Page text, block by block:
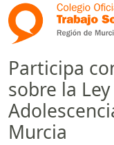
Participa
sobre la
Murcia